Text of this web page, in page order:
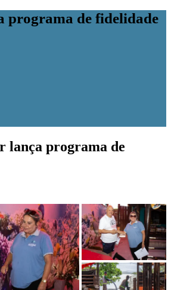
programa de fidelidade
lança programa de